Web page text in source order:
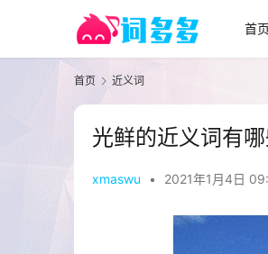
首页
首页 近义词
光鲜的近义词有哪
xmaswu • 2021年1月4日